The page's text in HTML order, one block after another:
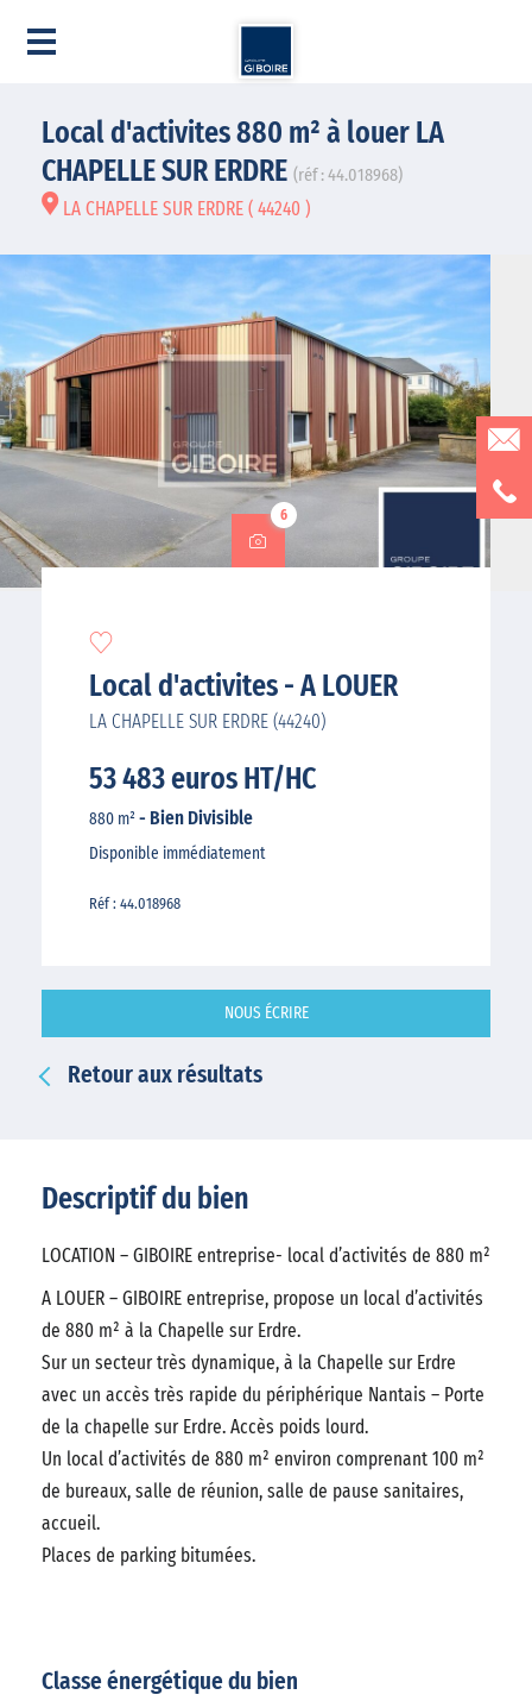
Local d'activites 880 m² à louer LA
CHAPELLE SUR ERDRE (réf : 44.018968)
LA CHAPELLE SUR ERDRE ( 44240 )
6
Local d'activites - A LOUER
LA CHAPELLE SUR ERDRE (44240)
53 483 euros HT/HC
880 m² - Bien Divisible
Disponible immédiatement
Réf : 44.018968
NOUS ÉCRIRE
Retour aux résultats
Descriptif du bien
LOCATION – GIBOIRE entreprise- local d’activités de 880 m²
A LOUER – GIBOIRE entreprise, propose un local d’activités
de 880 m² à la Chapelle sur Erdre.
Sur un secteur très dynamique, à la Chapelle sur Erdre
avec un accès très rapide du périphérique Nantais – Porte
de la chapelle sur Erdre. Accès poids lourd.
Un local d’activités de 880 m² environ comprenant 100 m²
de bureaux, salle de réunion, salle de pause sanitaires,
accueil.
Places de parking bitumées.
Classe énergétique du bien